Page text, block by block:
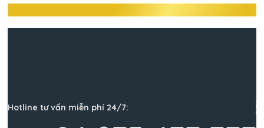
Hotline tư vấn miễn phí 24/7: